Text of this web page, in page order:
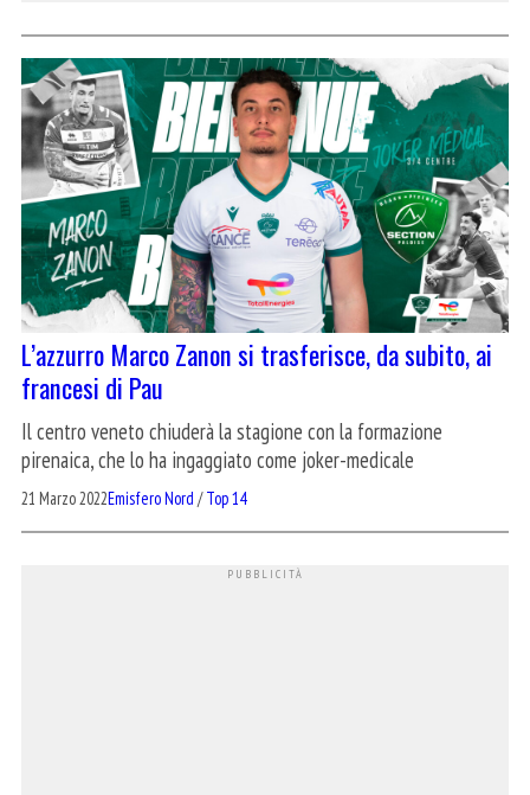
L’azzurro Marco Zanon si trasferisce, da subito, ai
francesi di Pau
Il centro veneto chiuderà la stagione con la formazione
pirenaica, che lo ha ingaggiato come joker-medicale
21 Marzo 2022Emisfero Nord /Top 14